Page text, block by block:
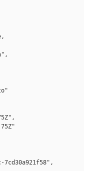
7cd30a921f58",